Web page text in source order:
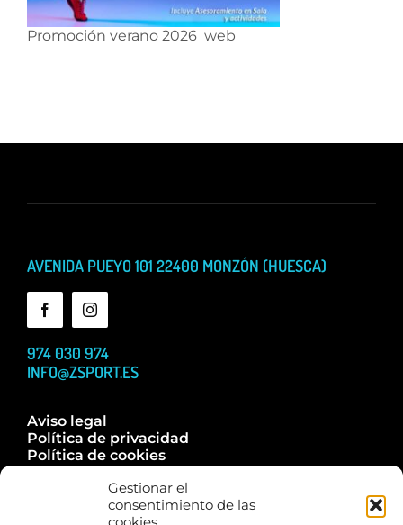
Gestionar el
consentimiento de las
Promoción verano 2026_web
AVENIDA PUEYO 101 22400 MONZÓN (HUESCA)
974 030 974
INFO@ZSPORT.ES
Aviso legal
Política de privacidad
Política de cookies
Trabaja con nosotros